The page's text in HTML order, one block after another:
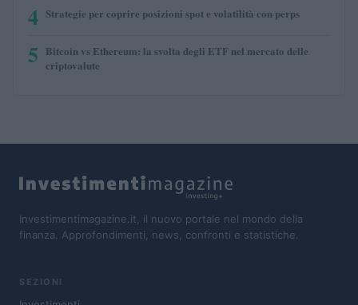
4 Strategie per coprire posizioni spot e volatilità con perps
5 Bitcoin vs Ethereum: la svolta degli ETF nel mercato delle
criptovalute
Investimentimagazine.it, il nuovo portale nel mondo della
finanza. Approfondimenti, news, confronti e statistiche.
SEZIONI